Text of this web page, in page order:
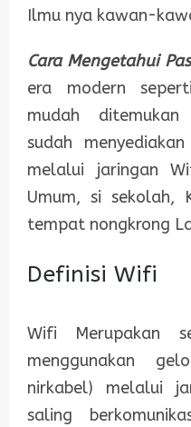
Ilmu nya kawan-
Cara Mengetahui
era modern
mudah
sudah
melalui jaringan
Umum, si sekolah,
tempat nongkrong
Definisi Wifi
Wifi Merupakan
menggunakan
nirkabel) melalui
saling